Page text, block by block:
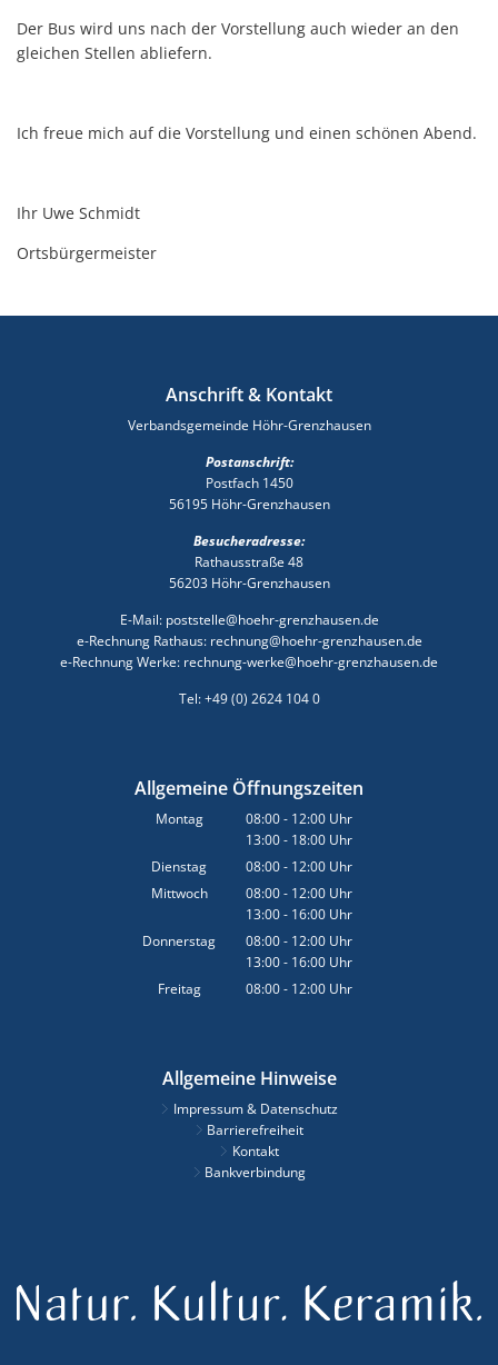
Der Bus wird uns nach der Vorstellung auch wieder an den
gleichen Stellen abliefern.
Ich freue mich auf die Vorstellung und einen schönen Abend.
Ihr Uwe Schmidt
Ortsbürgermeister
Anschrift & Kontakt
Verbandsgemeinde Höhr-Grenzhausen
Postanschrift:
Postfach 1450
56195 Höhr-Grenzhausen
Besucheradresse:
Rathausstraße 48
56203 Höhr-Grenzhausen
E-Mail: poststelle@hoehr-grenzhausen.de
e-Rechnung Rathaus: rechnung@hoehr-grenzhausen.de
e-Rechnung Werke: rechnung-werke@hoehr-grenzhausen.de
Tel: +49 (0) 2624 104 0
Allgemeine Öffnungszeiten
Montag 08:00- 12:00 Uhr
Von 08:00 bis 12:00 Uhr
13:00- 18:00 Uhr
Von 13:00 bis 18:00 Uhr
Dienstag 08:00- 12:00 Uhr
Von 08:00 bis 12:00 Uhr
Mittwoch 08:00- 12:00 Uhr
Von 08:00 bis 12:00 Uhr
13:00- 16:00 Uhr
Von 13:00 bis 16:00 Uhr
Donnerstag 08:00- 12:00 Uhr
Von 08:00 bis 12:00 Uhr
13:00- 16:00 Uhr
Von 13:00 bis 16:00 Uhr
Freitag 08:00- 12:00 Uhr
Allgemeine Hinweise
Impressum & Datenschutz
Barrierefreiheit
Kontakt
Bankverbindung